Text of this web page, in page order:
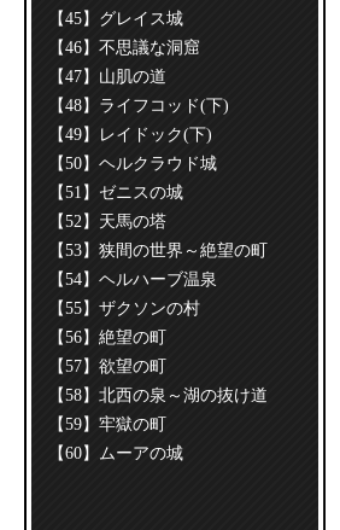
【45】グレイス城
【46】不思議な洞窟
【47】山肌の道
【48】ライフコッド(下)
【49】レイドック(下)
【50】ヘルクラウド城
【51】ゼニスの城
【52】天馬の塔
【53】狭間の世界～絶望の町
【54】ヘルハーブ温泉
【55】ザクソンの村
【56】絶望の町
【57】欲望の町
【58】北西の泉～湖の抜け道
【59】牢獄の町
【60】ムーアの城